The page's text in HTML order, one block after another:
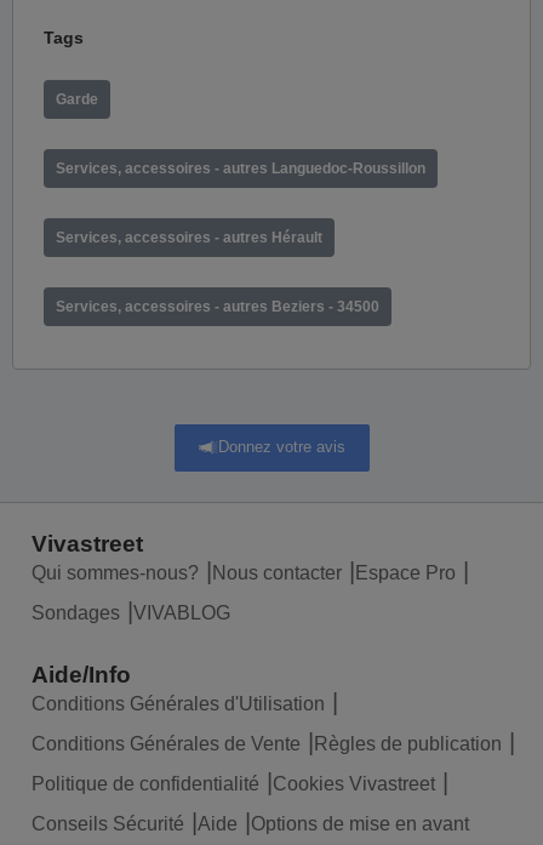
Tags
Garde
Services, accessoires - autres Languedoc-Roussillon
Services, accessoires - autres Hérault
Services, accessoires - autres Beziers - 34500
Donnez votre avis
Vivastreet
Qui sommes-nous? Nous contacter
Espace Pro
Sondages
VIVABLOG
Aide/Info
Conditions Générales d'Utilisation
Conditions Générales de Vente
Règles de publication
Politique de confidentialité
Cookies Vivastreet
Conseils Sécurité
Aide Options de mise en avant